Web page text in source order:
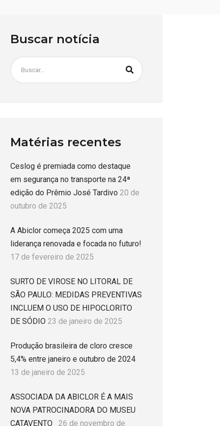
Buscar notícia
Matérias recentes
Ceslog é premiada como destaque
em segurança no transporte na 24ª
edição do Prêmio José Tardivo 20 de
outubro de 2025
A Abiclor começa 2025 com uma
liderança renovada e focada no futuro!
17 de fevereiro de 2025
SURTO DE VIROSE NO LITORAL DE
SÃO PAULO: MEDIDAS PREVENTIVAS
INCLUEM O USO DE HIPOCLORITO
DE SÓDIO 23 de janeiro de 2025
Produção brasileira de cloro cresce
5,4% entre janeiro e outubro de 2024
13 de janeiro de 2025
ASSOCIADA DA ABICLOR É A MAIS
NOVA PATROCINADORA DO MUSEU
CATAVENTO
26 de novembro de